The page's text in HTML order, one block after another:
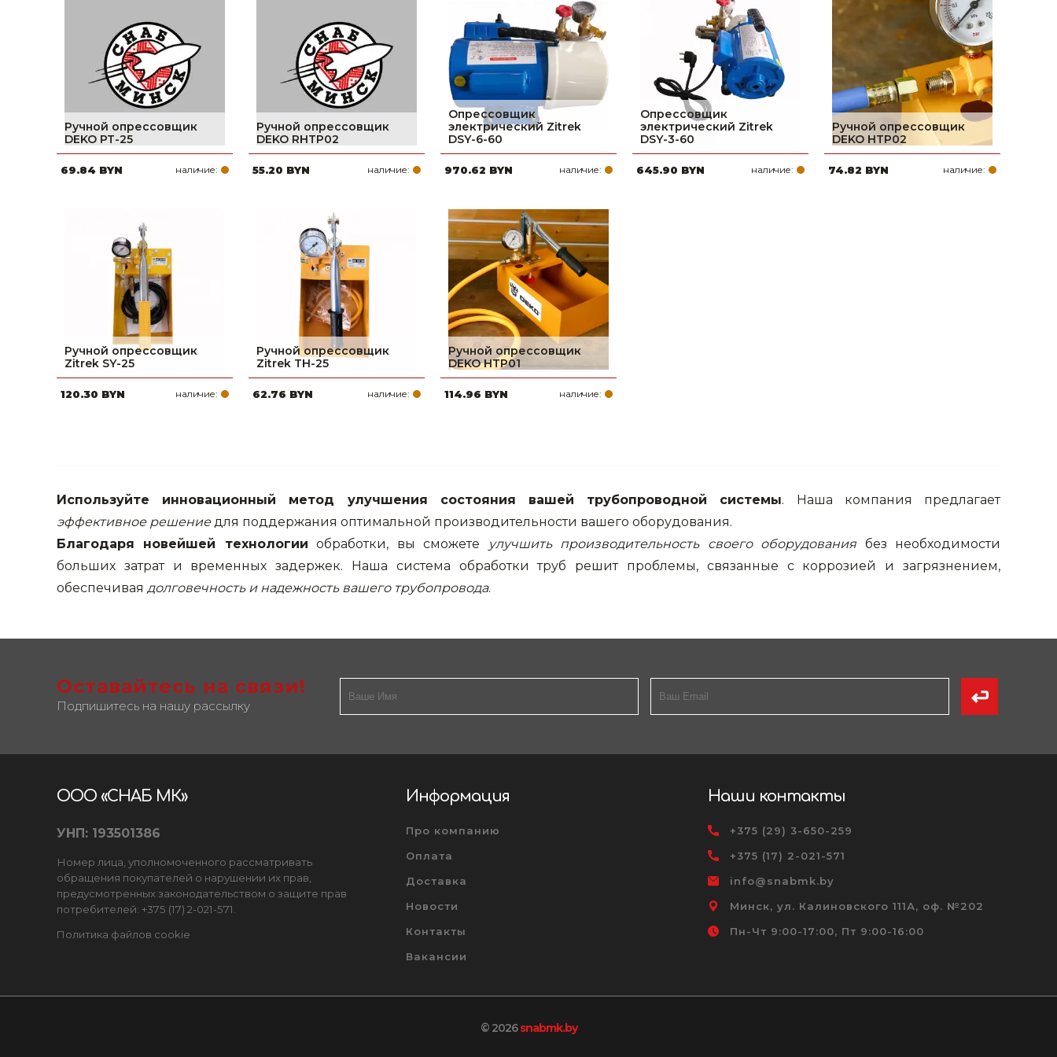
Садовая техника, оснастка и принадлежности
Сварочное оборудование и материалы
Средства индивидуальной защиты и спецодежда
Хранение инструмента (ящики, сумки, пояса, тележки)
Хозтовары
Очистители (мойки) высокого давления
Масла и смазки
Крепеж и фурнитура
Ручной инструмент
Строительные и отделочные материалы
Садовый инструмент, вазоны, горшки и кашпо, теплицы, парники
Автомобильные товары, инструменты
Автоклавы. Дистилляторы
Дистилляторы
Ниппельные поилки для
Чашечные кормушки
Чашечные поилки
Ручной опрессовщик
DEKO PT-25
69.84 BYN наличие:
Ручной опрессовщик
DEKO RHTP02
55.20 BYN наличие:
Опрессовщик
электрический Zitrek
DSY-6-60
970.62 BYN наличие:
Опрессовщик
электрический Zitrek
DSY-3-60
645.90 BYN наличие:
Ручной опрессовщик
DEKO HTP02
74.82 BYN наличие:
Ручной опрессовщик
Zitrek SY-25
120.30 BYN наличие:
Ручной опрессовщик
Zitrek TH-25
62.76 BYN наличие:
Ручной опрессовщик
DEKO HTP01
114.96 BYN наличие:
Используйте инновационный метод улучшения состояния вашей трубопроводной системы. Наша компания предлагает
эффективное решениедля поддержания оптимальной производительности вашего оборудования.
Благодаря новейшей технологии обработки, вы сможете улучшить производительность своего оборудования без необходимости
больших затрат и временных задержек. Наша система обработки труб решит проблемы, связанные с коррозией и загрязнением,
обеспечивая долговечность и надежность вашего трубопровода.
Оставайтесь на связи!
Подпишитесь на нашу рассылку
ООО «СНАБ МК»
УНП: 193501386
Номер лица, уполномоченного рассматривать
обращения покупателей о нарушении их прав,
предусмотренных законодательством о защите прав
потребителей: +375 (17) 2-021-571.
Политика файлов cookie
Информация
Про компанию
Оплата
Доставка
Новости
Контакты
Вакансии
Наши контакты
+375 (29) 3-650-259
+375 (17) 2-021-571
info@snabmk.by
Минск, ул. Калиновского 111А, оф. №202
Пн-Чт 9:00-17:00, Пт 9:00-16:00
© 2026snabmk.by